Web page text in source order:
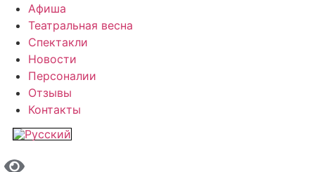
Афиша
Театральная весна
Спектакли
Новости
Персоналии
Отзывы
Контакты